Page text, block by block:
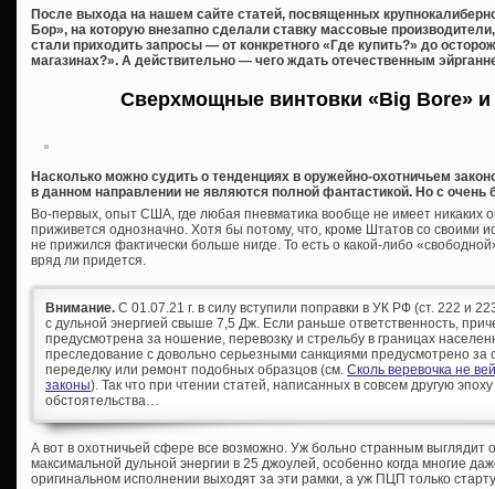
После выхода на нашем сайте статей, посвященных
Бор», на которую внезапно сделали ставку массовые
стали приходить запросы — от конкретного «Где купить?» до
магазинах?». А действительно — чего ждать отечественным
Сверхмощные винтовки «Big Bore» и
Насколько можно судить о тенденциях в оружейно-охотничьем
в данном направлении не являются полной фантастикой. Но с очень
Во-первых, опыт США, где любая пневматика вообще не имеет никаких
приживется однозначно. Хотя бы потому, что, кроме Штатов со своими
не прижился фактически больше нигде. То есть о какой-либо
вряд ли придется.
Внимание. С 01.07.21 г. в силу вступили поправки в УК РФ (ст. 222 и
с дульной энергией свыше 7,5 Дж. Если раньше ответственность,
предусмотрена за ношение, перевозку и стрельбу в границах
преследование с довольно серьезными санкциями предусмотрено за
переделку или ремонт подобных образцов (см. Сколь веревочка не
законы). Так что при чтении статей, написанных в совсем другую
обстоятельства…
А вот в охотничьей сфере все возможно. Уж больно странным выглядит
максимальной дульной энергии в 25 джоулей, особенно когда многие
оригинальном исполнении выходят за эти рамки, а уж ПЦП только